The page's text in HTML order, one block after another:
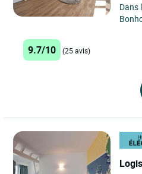
Dans
9.7/10 (25 avis)